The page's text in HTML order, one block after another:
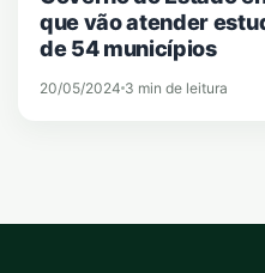
que vão atender
de 54 municípios
20/05/2024 3 min de leitura